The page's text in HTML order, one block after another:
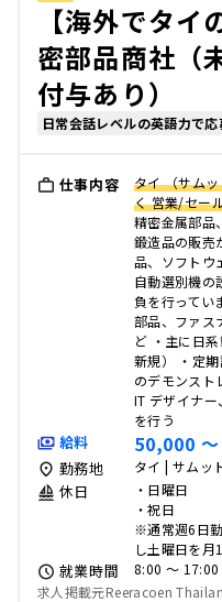
【海外でタ
密部品商社（
付与あり）
日常会話レベルの英語力で応
仕事内容
タイ （サム
く 営業/セー
精密金属部品
鍛造品の販売
品、ソフトウ
自動選別機の
負を行ってい
部品、ファス
ど ・主に日
新規） ・定
のデモンスト
IT デザイナー
を行う
給料 50,000
勤務地 タイ | サムッ
休日
・日曜日
・祝日
※通常週6日
し土曜日を月
就業時間
8:00 〜 17:00
求人掲載元Reeracoen